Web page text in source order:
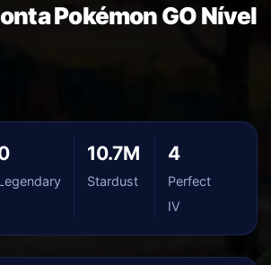
Pokémon GO Nível
10.7M
Stardust
4
Perfect
IV